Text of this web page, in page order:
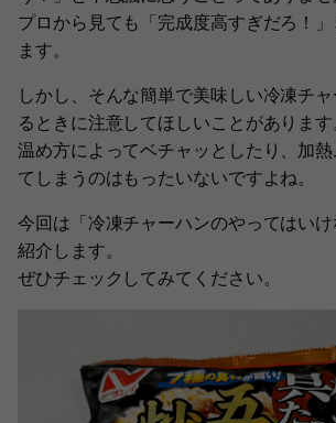
プロから見ても「完成度高すぎだろ！
ます。
しかし、そんな簡単で美味しい冷凍チ
るときに注意してほしいことがあります
温め方によってベチャッとしたり、加
てしまうのはもったいないですよね。
今回は「冷凍チャーハンのやってはい
紹介します。
ぜひチェックしてみてください。